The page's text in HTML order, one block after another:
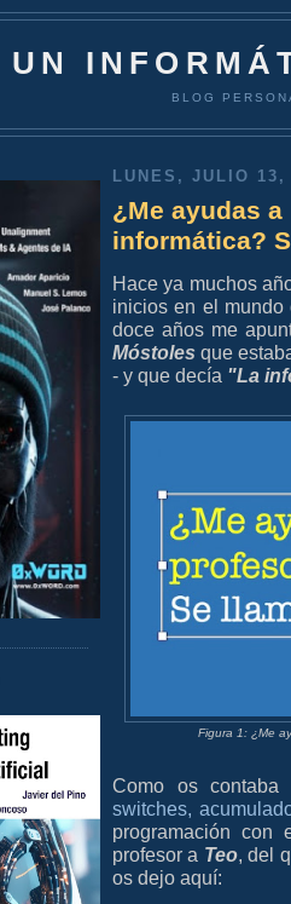
UN
BLOG
LUNES, JULIO 13,
¿Me ayudas
informática?
Hace ya muchos
inicios en el
doce años me
Móstoles que
- y que decía "La
Figura 1: ¿Me
Como os
switches,
programación
profesor a Teo, del
os dejo aquí: